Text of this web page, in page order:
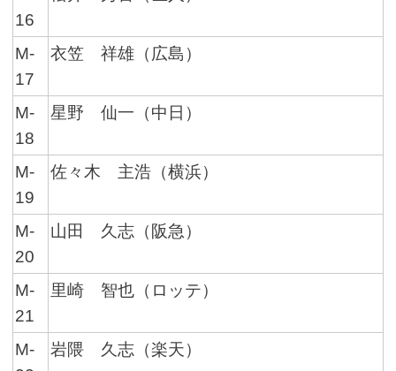
16
M-
17
衣笠 祥雄（広島）
M-
18
星野 仙一（中日）
M-
19
佐々木 主浩（横浜）
M-
20
山田 久志（阪急）
M-
21
里崎 智也（ロッテ）
M-
岩隈 久志（楽天）